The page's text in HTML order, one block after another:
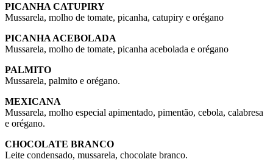
PICANHA CATUPIRY
Mussarela, molho de tomate, picanha, catupiry e orégano
PICANHA ACEBOLADA
Mussarela, molho de tomate, picanha acebolada e orégano
PALMITO
Mussarela, palmito e orégano.
MEXICANA
Mussarela, molho especial apimentado, pimentão, cebola, calabresa
e orégano.
CHOCOLATE BRANCO
Leite condensado, mussarela, chocolate branco.